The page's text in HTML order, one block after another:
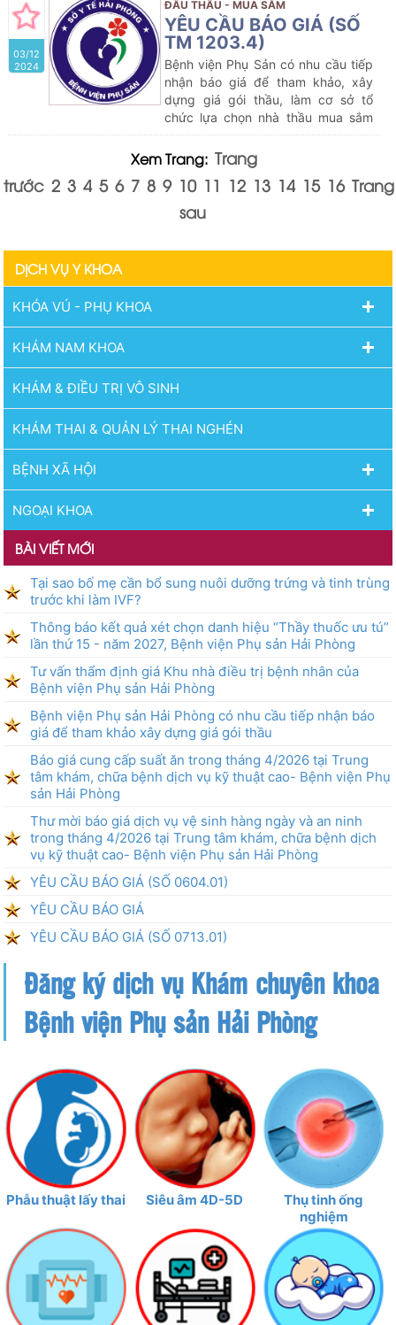
2024-2025
03/12
2024
ĐẤU THẦU - MUA SẮM
YÊU CẦU BÁO GIÁ (SỐ
TM 1203.4)
Bệnh viện Phụ Sản có nhu cầu tiếp
nhận báo giá để tham khảo, xây
dựng giá gói thầu, làm cơ sở tổ
chức lựa chọn nhà thầu mua sắm
gói thầu dự kiến:Mua sắmHoá chất
xét nghiệmcủa Bệnh viện Phụ Sản
năm 2024-2025
Xem Trang: Trang
trước 2 3 4 5 6 7 8 9 10 11 12 13 14 15 16 Trang
sau
DỊCH VỤ Y KHOA
KHÓA VÚ - PHỤ KHOA
KHÁM NAM KHOA
KHÁM & ĐIỀU TRỊ VÔ SINH
KHÁM THAI & QUẢN LÝ THAI NGHÉN
BỆNH XÃ HỘI
NGOẠI KHOA
BÀI VIẾT MỚI
Tại sao bố mẹ cần bổ sung nuôi dưỡng trứng và tinh trùng
trước khi làm IVF?
Thông báo kết quả xét chọn danh hiệu “Thầy thuốc ưu tú”
lần thứ 15 - năm 2027, Bệnh viện Phụ sản Hải Phòng
Tư vấn thẩm định giá Khu nhà điều trị bệnh nhân của
Bệnh viện Phụ sản Hải Phòng
Bệnh viện Phụ sản Hải Phòng có nhu cầu tiếp nhận báo
giá để tham khảo xây dựng giá gói thầu
Báo giá cung cấp suất ăn trong tháng 4/2026 tại Trung
tâm khám, chữa bệnh dịch vụ kỹ thuật cao- Bệnh viện Phụ
sản Hải Phòng
Thư mời báo giá dịch vụ vệ sinh hàng ngày và an ninh
trong tháng 4/2026 tại Trung tâm khám, chữa bệnh dịch
vụ kỹ thuật cao- Bệnh viện Phụ sản Hải Phòng
YÊU CẦU BÁO GIÁ (SỐ 0604.01)
YÊU CẦU BÁO GIÁ
YÊU CẦU BÁO GIÁ (SỐ 0713.01)
Đăng ký dịch vụ Khám chuyên khoa
Bệnh viện Phụ sản Hải Phòng
Phẫu thuật lấy thai Siêu âm 4D-5D
Thụ tinh ống
nghiệm